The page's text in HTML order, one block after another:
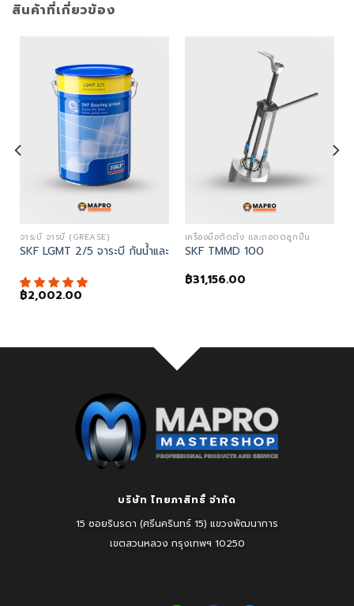
สินค้าที่เกี่ยวข้อง
จาระบี จารบี (GREASE)
SKF LGMT 2/5 จาระบี กันน้ำและสนิมได้ดี
฿2,002.00
เครื่องมือติดตั้ง และถอดตลูกปืน
SKF TMMD 100
฿31,156.00
พลาด้วยเลเซอร์ (Shaft Alignment tool)
บริษัท ไทยภาสิทธิ์ จำกัด
15 ซอยรินรดา (ศรีนครินทร์ 15) แขวงพัฒนาการ
เขตสวนหลวง กรุงเทพฯ 10250